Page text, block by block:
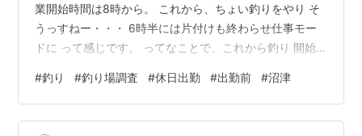
業開始時間は8時から。 これから、ちょい釣りをやり そ
うっすねー・・・ 6時半には片付けも終わらせ仕事モー
ドに って感じです。 ってなことで、これから釣り 開始
り ランキング参加中海釣り全般
#釣り #釣り場調査 #休日出勤 #出勤前 #沼津